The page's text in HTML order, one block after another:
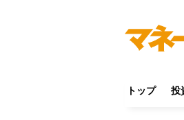
トップ 投